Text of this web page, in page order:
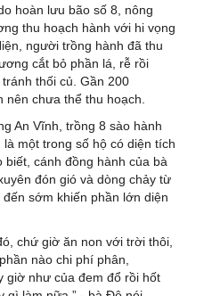
hoàn lưu bão số 8, nông
thu hoạch hành với hi vọng
người trồng hành đã thu
cắt bỏ phần lá, rễ rồi
thối củ. Gần 200
nên chưa thể thu hoạch.
An Vĩnh, trồng 8 sào hành
một trong số hộ có diện tích
cánh đồng hành của bà
đón gió và dòng chảy từ
sớm khiến phần lớn diện
chứ giờ ăn non với trời thôi,
nào chi phí phân,
giờ như của đem đổ rồi hốt